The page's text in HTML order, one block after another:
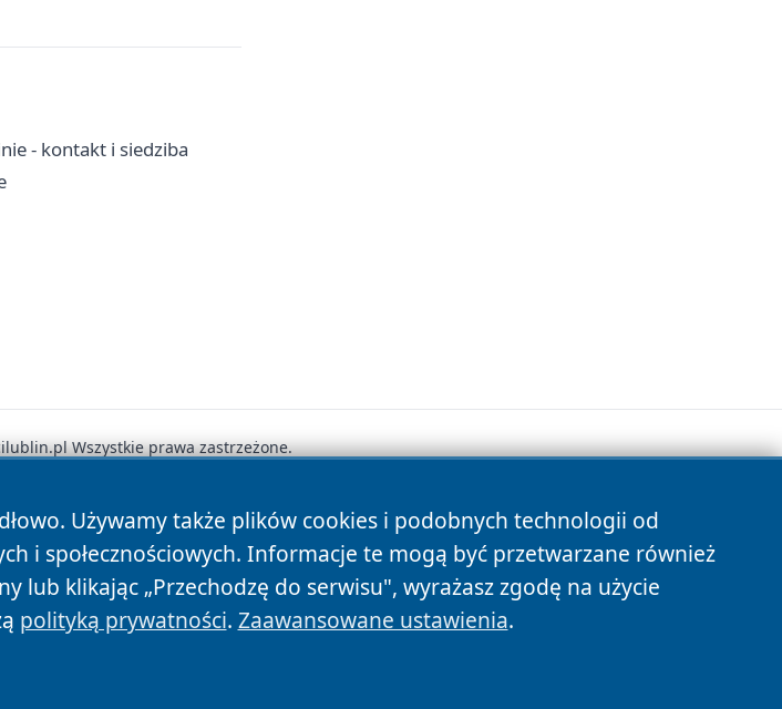
- kontakt i siedziba
Używamy także plików cookies i podobnych technologii od
i społecznościowych. Informacje te mogą być przetwarzane również
lub klikając „Przechodzę do serwisu", wyrażasz zgodę na użycie
polityką prywatności. Zaawansowane ustawienia.
Wszystkie prawa zastrzeżone.
Prywatności Polityka Cookies